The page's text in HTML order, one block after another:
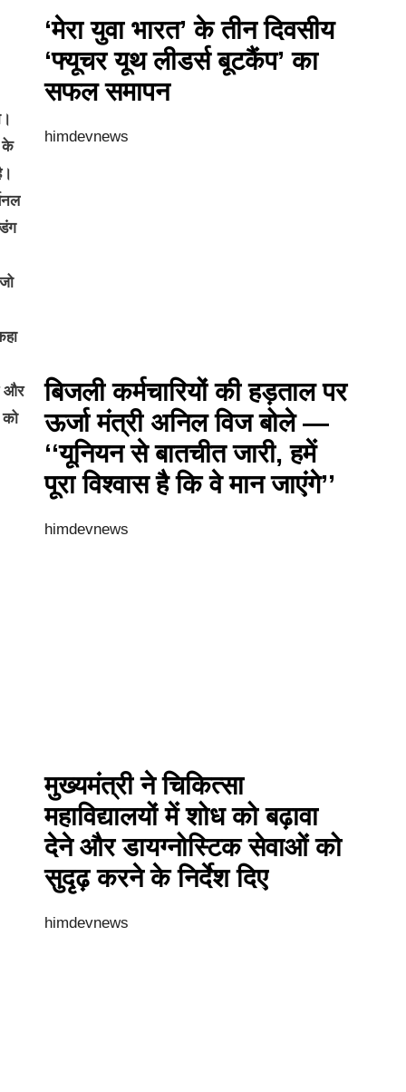
के
और
को
‘मेरा युवा भारत’ के तीन दिवसीय
‘फ्यूचर यूथ लीडर्स बूटकैंप’ का
सफल समापन
himdevnews
बिजली कर्मचारियों की हड़ताल पर
ऊर्जा मंत्री अनिल विज बोले —
‘‘यूनियन से बातचीत जारी, हमें
पूरा विश्वास है कि वे मान जाएंगे’’
himdevnews
मुख्यमंत्री ने चिकित्सा
महाविद्यालयों में शोध को बढ़ावा
देने और डायग्नोस्टिक सेवाओं को
सुदृढ़ करने के निर्देश दिए
himdevnews